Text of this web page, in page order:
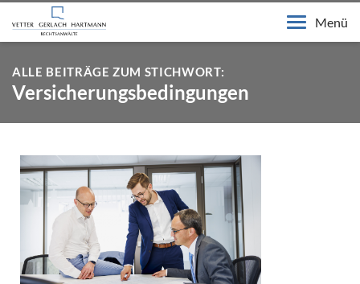
Menü
ALLE BEITRÄGE ZUM STICHWORT:
Versicherungsbedingungen